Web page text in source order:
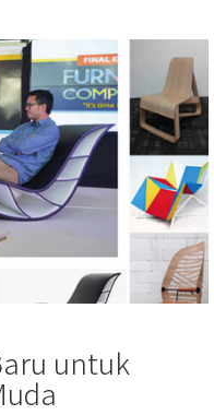
untuk